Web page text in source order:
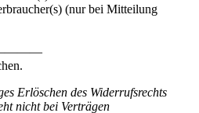
(nur bei Mitteilung
Erlöschen des Widerrufsrechts
nicht bei Verträgen